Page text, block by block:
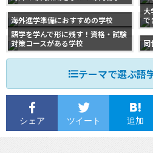
海外進学準備におすすめの学校
大
で
語学を学んで形に残す！資格・試験
対策コースがある学校
同
テーマで選ぶ語
シェア ツイート 追加